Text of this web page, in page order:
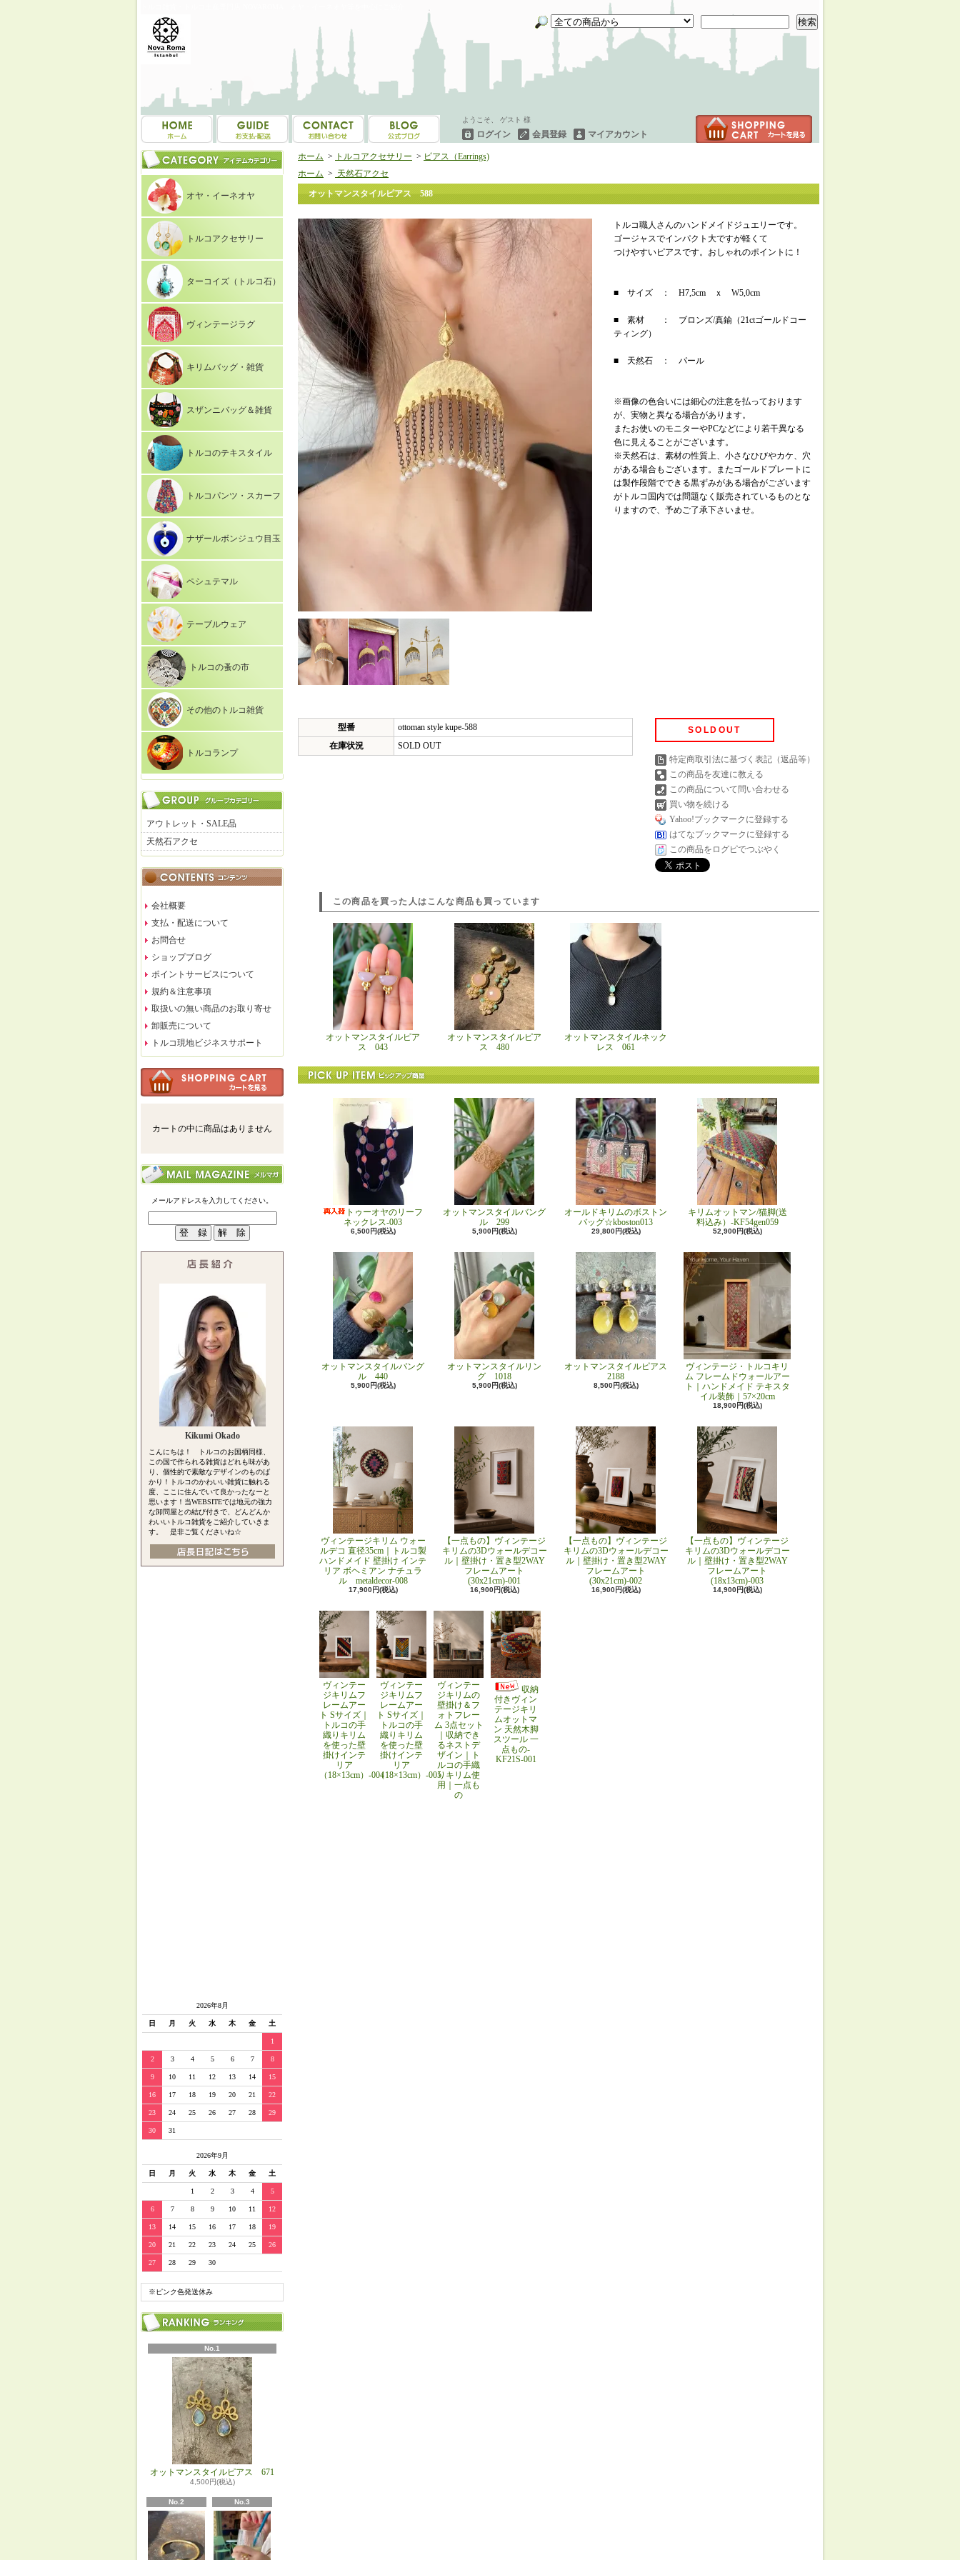
検索
ようこそ、 ゲスト 様
ログイン 会員登録 マイアカウント
オヤ・イーネオヤ
トルコアクセサリー
ターコイズ（トルコ石）
ヴィンテージラグ
キリムバッグ・雑貨
スザンニバッグ＆雑貨
トルコのテキスタイル
トルコパンツ・スカーフ
ナザールボンジュウ目玉
ペシュテマル
テーブルウェア
トルコの蚤の市
その他のトルコ雑貨
トルコランプ
アウトレット・SALE品
天然石アクセ
会社概要
支払・配送について
お問合せ
ショップブログ
ポイントサービスについて
規約＆注意事項
取扱いの無い商品のお取り寄せ
卸販売について
トルコ現地ビジネスサポート
カートの中に商品はありません
メールアドレスを入力してください。
Kikumi Okado
こんにちは！ トルコのお国柄同様、
この国で作られる雑貨はどれも味があ
り、個性的で素敵なデザインのものば
かり！トルコのかわいい雑貨に触れる
度、ここに住んでいて良かったなーと
思います！当WEBSITEでは地元の強力
な卸問屋との結び付きで、どんどんか
わいいトルコ雑貨をご紹介していきま
す。 是非ご覧くださいね☆
2026年8月
日 月 火 水 木 金 土
1
2 3 4 5 6 7 8
9 10 11 12 13 14 15
16 17 18 19 20 21 22
23 24 25 26 27 28 29
30 31
2026年9月
日 月 火 水 木 金 土
1 2 3 4 5
6 7 8 9 10 11 12
13 14 15 16 17 18 19
20 21 22 23 24 25 26
27 28 29 30
※ピンク色発送休み
No.1
オットマンスタイルピアス 671
4,500円(税込)
No.2 No.3
ホーム > トルコアクセサリー > ピアス（Earrings)
ホーム > 天然石アクセ
オットマンスタイルピアス 588
トルコ職人さんのハンドメイドジュエリーです。
ゴージャスでインパクト大ですが軽くて
つけやすいピアスです。おしゃれのポイントに！
■ サイズ ： H7,5cm ｘ W5,0cm
■ 素材 ： ブロンズ/真鍮（21ctゴールドコー
ティング）
■ 天然石 ： パール
※画像の色合いには細心の注意を払っております
が、実物と異なる場合があります。
またお使いのモニターやPCなどにより若干異なる
色に見えることがございます。
※天然石は、素材の性質上、小さなひびやカケ、穴
がある場合もございます。またゴールドプレートに
は製作段階でできる黒ずみがある場合がございます
がトルコ国内では問題なく販売されているものとな
りますので、予めご了承下さいませ。
型番
ottoman style kupe-588
在庫状況
SOLD OUT
SOLDOUT
特定商取引法に基づく表記（返品等）
この商品を友達に教える
この商品について問い合わせる
買い物を続ける
Yahoo!ブックマークに登録する
はてなブックマークに登録する
この商品をログピでつぶやく
この商品を買った人はこんな商品も買っています
オットマンスタイルピア
ス 043
オットマンスタイルピア
ス 480
オットマンスタイルネック
レス 061
トゥーオヤのリーフ
ネックレス-003
6,500円(税込)
オットマンスタイルバング
ル 299
5,900円(税込)
オールドキリムのボストン
バッグ☆kboston013
29,800円(税込)
キリムオットマン/猫脚(送
料込み）-KF54gen059
52,900円(税込)
オットマンスタイルバング
ル 440
5,900円(税込)
オットマンスタイルリン
グ 1018
5,900円(税込)
オットマンスタイルピアス
2188
8,500円(税込)
ヴィンテージ・トルコキリ
ム フレームドウォールアー
ト｜ハンドメイド テキスタ
イル装飾｜57×20cm
18,900円(税込)
ヴィンテージキリム ウォー
ルデコ 直径35cm｜トルコ製
ハンドメイド 壁掛け インテ
リア ボヘミアン ナチュラ
ル metaldecor-008
17,900円(税込)
【一点もの】ヴィンテージ
キリムの3Dウォールデコー
ル｜壁掛け・置き型2WAY
フレームアート
(30x21cm)-001
16,900円(税込)
【一点もの】ヴィンテージ
キリムの3Dウォールデコー
ル｜壁掛け・置き型2WAY
フレームアート
(30x21cm)-002
16,900円(税込)
【一点もの】ヴィンテージ
キリムの3Dウォールデコー
ル｜壁掛け・置き型2WAY
フレームアート
(18x13cm)-003
14,900円(税込)
ヴィンテー
ジキリムフ
レームアー
ト Sサイズ｜
トルコの手
織りキリム
を使った壁
掛けインテ
リア
（18×13cm）-004
ヴィンテー
ジキリムフ
レームアー
ト Sサイズ｜
トルコの手
織りキリム
を使った壁
掛けインテ
リア
（18×13cm）-005
ヴィンテー
ジキリムの
壁掛け＆フ
ォトフレー
ム 3点セット
｜収納でき
るネストデ
ザイン｜ト
ルコの手織
りキリム使
用｜一点も
の
収納
付きヴィン
テージキリ
ムオットマ
ン 天然木脚
スツール 一
点もの-
KF21S-001